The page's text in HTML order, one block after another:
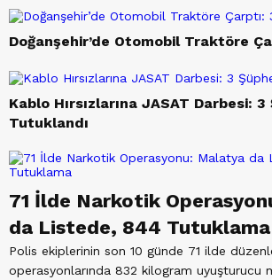
71 İlde Narkotik
da Listede, 844 Tutuklama
Polis ekiplerinin son 10 günde 71 ilde
operasyonlarında 832 kilogram uyuşturucu
Doğanşehir’de Otomobil Traktöre
Kablo Hırsızlarına JASAT Darbesi: 3
Tutuklandı